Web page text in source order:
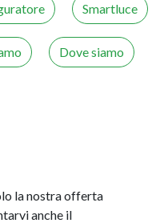
Smartluce
Dove siamo
la nostra offerta
anche il